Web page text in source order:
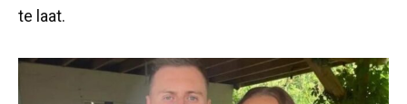
te laat.